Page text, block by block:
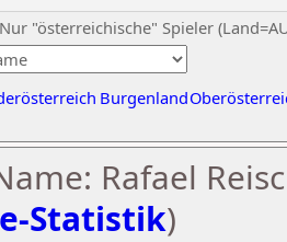
Nur "österreichische" Spieler
Burgenland
Rafael
Statistik)